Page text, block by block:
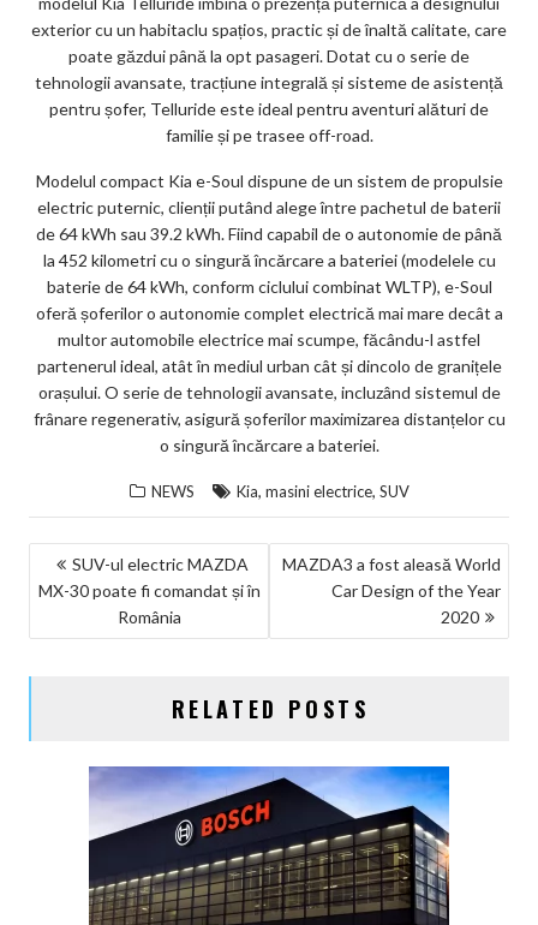
exterior cu un habitaclu spațios, practic și de înaltă calitate, care
poate găzdui până la opt pasageri. Dotat cu o serie de
tehnologii avansate, tracțiune integrală și sisteme de asistență
pentru șofer, Telluride este ideal pentru aventuri alături de
familie și pe trasee off-road.
Modelul compact Kia e-Soul dispune de un sistem de propulsie
electric puternic, clienții putând alege între pachetul de baterii
de 64 kWh sau 39.2 kWh. Fiind capabil de o autonomie de până
la 452 kilometri cu o singură încărcare a bateriei (modelele cu
baterie de 64 kWh, conform ciclului combinat WLTP), e-Soul
oferă șoferilor o autonomie complet electrică mai mare decât a
multor automobile electrice mai scumpe, făcându-l astfel
partenerul ideal, atât în mediul urban cât și dincolo de granițele
orașului. O serie de tehnologii avansate, incluzând sistemul de
frânare regenerativ, asigură șoferilor maximizarea distanțelor cu
o singură încărcare a bateriei.
NEWS Kia, masini electrice, SUV
NAVIGARE
ÎN
ARTICOLE
SUV-ul electric MAZDA
MX-30 poate fi comandat și în
România
MAZDA3 a fost aleasă World
Car Design of the Year
2020
RELATED POSTS